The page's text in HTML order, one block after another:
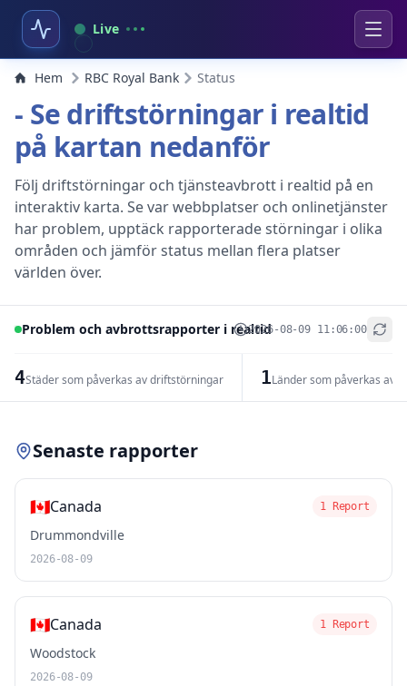
Live
Hem RBC Royal Bank Status
- Se driftstörningar i realtid
på kartan nedanför
Följ driftstörningar och tjänsteavbrott i realtid på en
interaktiv karta. Se var webbplatser och onlinetjänster
har problem, upptäck rapporterade störningar i olika
områden och jämför status mellan flera platser
världen över.
Problem och avbrottsrapporter i realtid2026-08-09 11:06:00
4Städer som påverkas av driftstörningar 1Länder som påverkas av
+
Senaste rapporter
🇨🇦Canada 1 Report
Drummondville
2026-08-09
🇨🇦Canada 1 Report
Woodstock
2026-08-09